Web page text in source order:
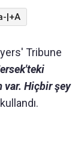
|+A
Tribune
var. Hiçbir şey